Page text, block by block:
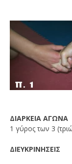
ΔΙΑΡΚΕΙΑ ΑΓΩΝΑ
1 γύρος των 3
ΔΙΕΥΚΡΙΝΗΣΕΙΣ